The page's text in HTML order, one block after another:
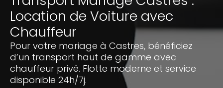
Location de Voiture avec
Chauffeur
Pour votre mariage à Castres, bénéficiez
d’un transport haut de gamme avec
chauffeur privé. Flotte moderne et service
disponible 24h/7j.